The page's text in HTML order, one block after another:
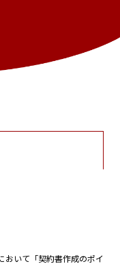
おいて「契約書作成のポイ